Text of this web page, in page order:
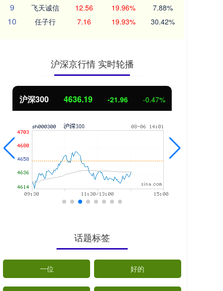
9 飞天诚信 12.56 19.96% 7.88%
10 任子行 7.16 19.93% 30.42%
沪深京行情 实时轮播
北证50 1116.08 -3.38 -0.30%
话题标签
一位 好的